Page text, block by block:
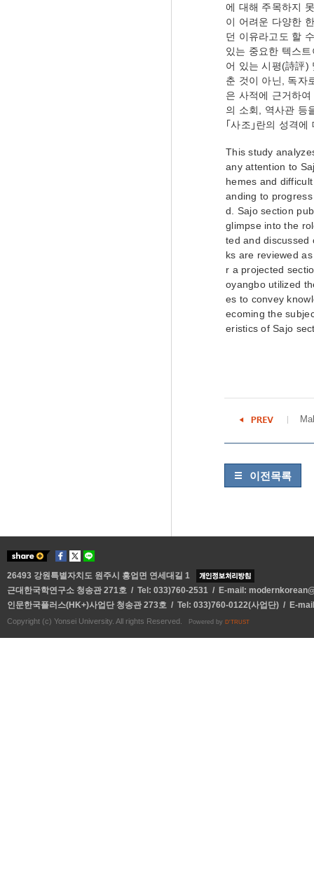
에 대해 주목하지
이 어려운 다양한
던 이유라고도 할
있는 중요한 텍스
어 있는 시평(詩評)
춘 것이 아닌, 독자
은 사적에 근거하
의 소회, 역사관 등
｢사조｣란의 성격
This study
any attention to
hemes and
anding to
d. Sajo section
glimpse into the
ted and discussed
ks are reviewed
r a projected
oyangbo utilized
es to convey
ecoming the
eristics of Sajo
이전목록
26493 강원특별자치도 원주시 흥업면 연세대길 1
근대한국학연구소 청송관 271호 / Tel: 033)760-2531 / E-mail:
인문한국플러스(HK+)사업단 청송관 273호 / Tel: 033)760-0122(사업단) / E-
Copyright (c) Yonsei University. All rights Reserved. Powered by D'TRUST